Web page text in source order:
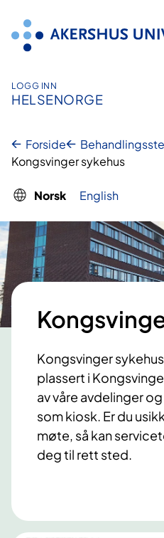
innhold
LOGG INN
HELSENORGE
Forside
Kongsvinger sykehus
Norsk English
Kongsvinger
plassert i
av våre avdelinger
som kiosk. Er du
møte, så kan
deg til rett sted.